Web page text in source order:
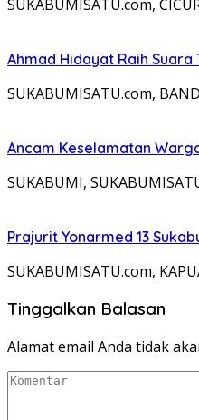
SUKABUMISATU.com,
Ahmad Hidayat Raih Suara
SUKABUMISATU.com,
Ancam Keselamatan
SUKABUMI,
Prajurit Yonarmed 13
SUKABUMISATU.com,
Tinggalkan Balasan
Alamat email Anda tidak